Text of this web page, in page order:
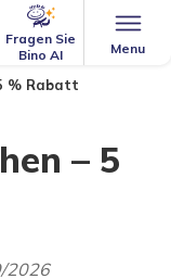
Menu
Fragen Sie
Bino AI
% Rabatt
– 5
2026